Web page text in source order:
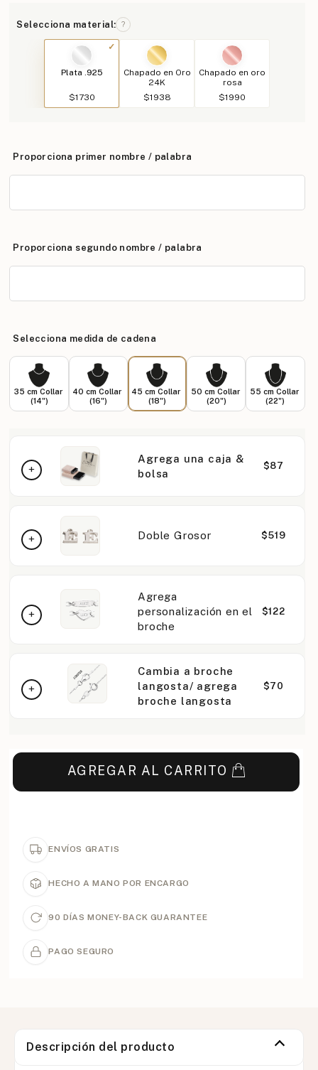
Selecciona material: ?
Plata .925
$1730
Chapado en Oro
24K
$1938
Chapado en oro
rosa
$1990
Proporciona primer nombre / palabra
Proporciona segundo nombre / palabra
Selecciona medida de cadena
35 cm Collar
(14")
40 cm Collar
(16")
45 cm Collar
(18")
50 cm Collar
(20")
55 cm Collar
(22")
Agrega una caja &
bolsa
$87
Doble Grosor $519
Agrega
personalización en el
broche
$122
Cambia a broche
langosta/ agrega
broche langosta
$70
AGREGAR AL CARRITO
ENVÍOS GRATIS
HECHO A MANO POR ENCARGO
90 DÍAS MONEY-BACK GUARANTEE
PAGO SEGURO
Descripción del producto